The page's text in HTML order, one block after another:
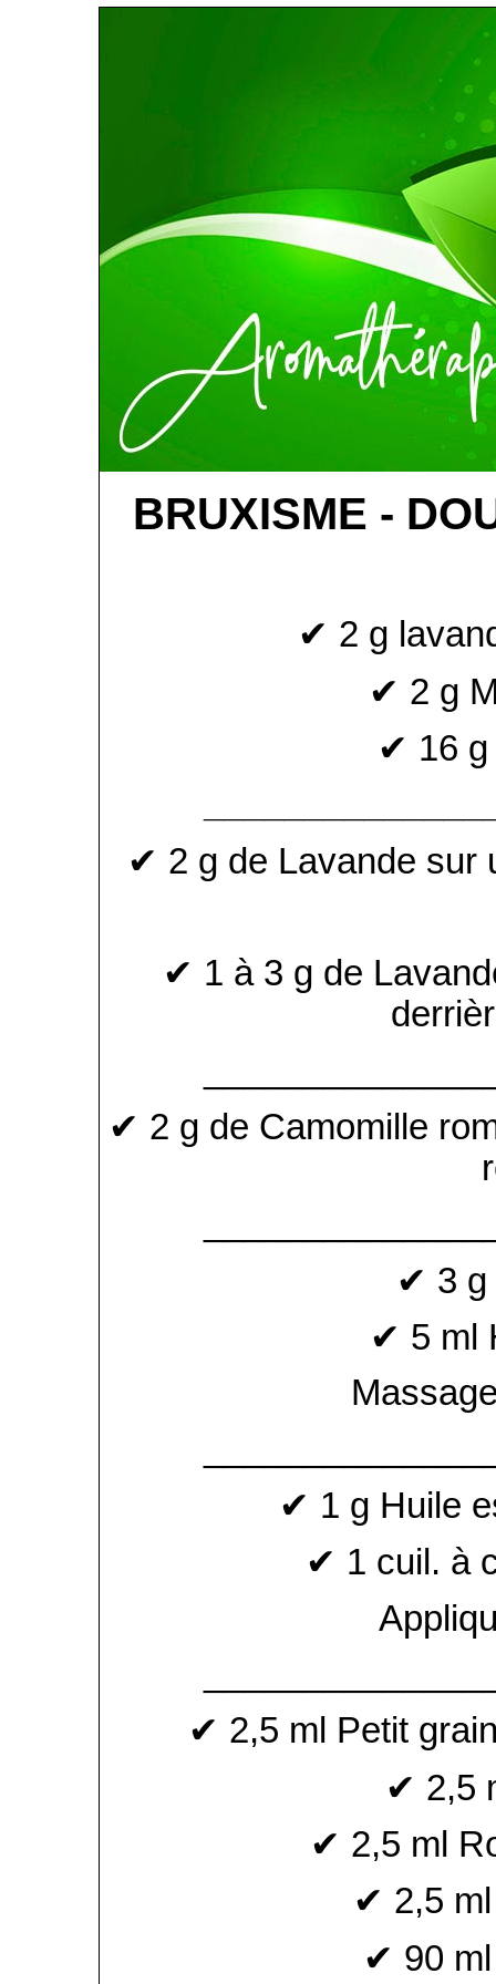
BRUXISME -
✔ 2 g
✔ 2 g
✔ 16 g
✔ 2 g de Lavande sur
✔ 1 à 3 g de
✔ 2 g de Camomille
✔ 3 g
✔ 5 ml
✔ 1 g Huile
✔ 1 cuil. à
✔ 2,5 ml Petit
✔ 2,5
✔ 2,5 ml
✔ 2,5
✔ 90